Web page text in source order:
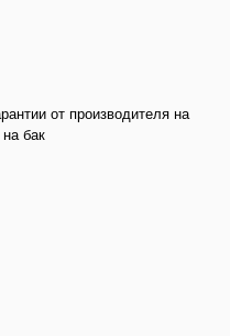
от производителя на
бак